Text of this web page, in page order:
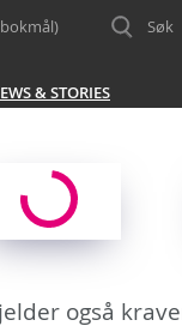
Søk
& STORIES
også